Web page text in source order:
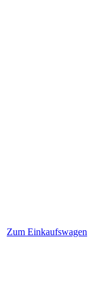
Zum Einkaufswagen